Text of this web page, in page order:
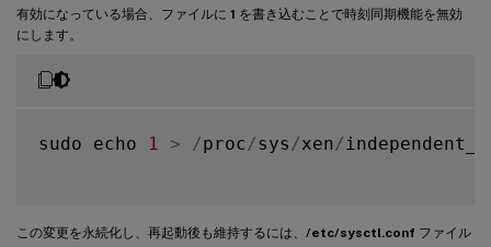
有効になっている場合、ファイルに 1 を書き込むことで時刻同期機能を無効
にします。
sudo echo 1 > /proc/sys /xen/
この変更を永続化し、再起動後も維持するには、 /etc/sysctl.conf ファイル